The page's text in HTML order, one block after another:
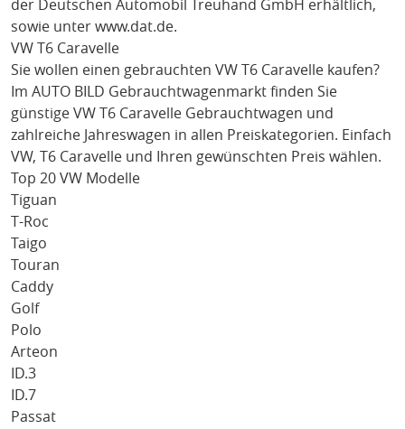
der Deutschen Automobil Treuhand GmbH erhältlich,
sowie unter www.dat.de.
VW T6 Caravelle
Sie wollen einen gebrauchten VW T6 Caravelle kaufen?
Im AUTO BILD Gebrauchtwagenmarkt finden Sie
günstige VW T6 Caravelle Gebrauchtwagen und
zahlreiche Jahreswagen in allen Preiskategorien. Einfach
VW, T6 Caravelle und Ihren gewünschten Preis wählen.
Top 20 VW Modelle
Tiguan
T-Roc
Taigo
Touran
Caddy
Golf
Polo
Arteon
ID.3
ID.7
Passat